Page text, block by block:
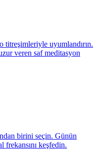
uyumlandırın.
veren saf meditasyon
birini seçin. Günün
frekansını keşfedin.